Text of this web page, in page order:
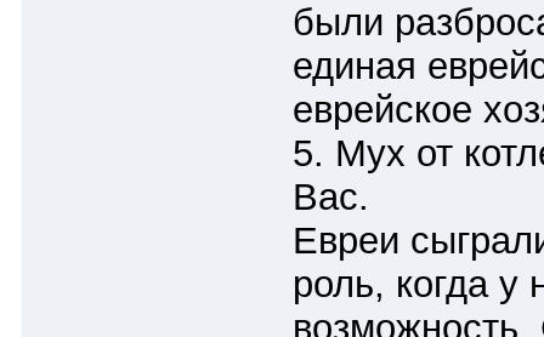
были
единая
еврейское
5. Мух от
Вас.
Евреи
роль, когда у
возможность.